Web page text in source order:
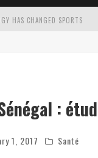
HAS CHANGED SPORTS
:
1, 2017 Santé